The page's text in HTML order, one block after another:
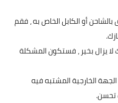
أو الكابل الخاص به ، فقم
لا يزال بخير ، فستكون المشكلة
الخارجية المشتبه فيه
تحسن.